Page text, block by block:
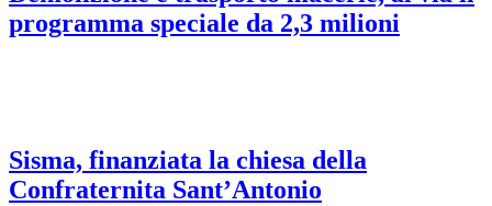
programma speciale da 2,3 milioni
Sisma, finanziata la chiesa della
Confraternita Sant’Antonio